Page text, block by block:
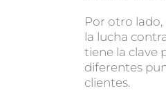
Por otro
la lucha
tiene la clave
diferentes
clientes.